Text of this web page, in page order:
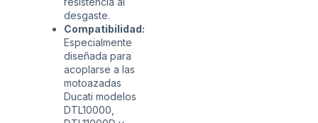
desgaste.
Compatibilidad:
Especialmente
diseñada para
acoplarse a las
motoazadas
Ducati modelos
DTL10000,